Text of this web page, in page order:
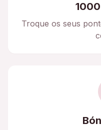
Troque os seus